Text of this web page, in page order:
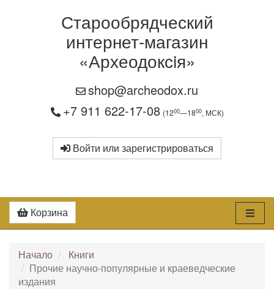
Старообрядческий
интернет-магазин
«Археодоксiя»
shop@archeodox.ru
+7 911 622-17-08 (1200—1800, МСК)
Войти или зарегистрироваться
Корзина
Начало
Книги
Прочие научно-популярные и краеведческие
издания